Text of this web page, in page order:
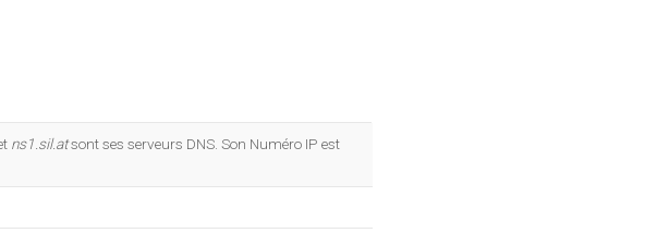
ns1.sil.atsont ses serveurs DNS. Son Numéro IP est